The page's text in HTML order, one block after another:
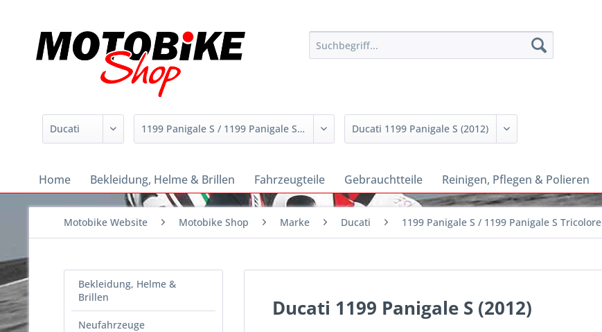
Home Bekleidung, Helme & Brillen Fahrzeugteile Gebrauchtteile Reinigen, Pflegen & Polieren
Motobike Website Motobike Shop Marke Ducati 1199 Panigale S / 1199 Panigale S Tricolore
Bekleidung, Helme &
Brillen
Neufahrzeuge
Ducati 1199 Panigale S (2012)